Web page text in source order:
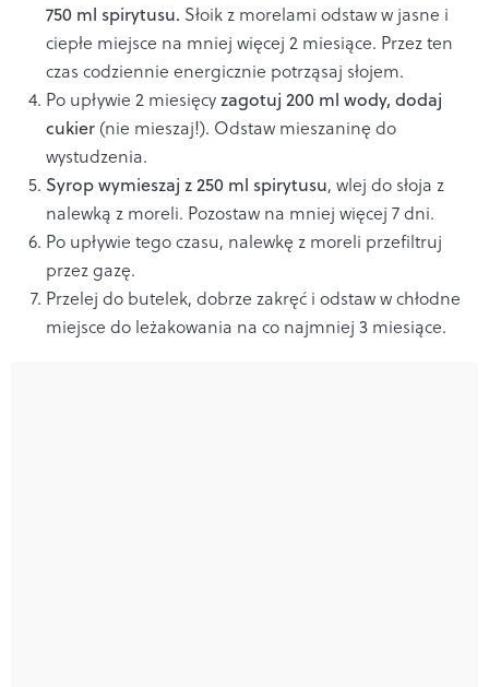
750 ml spirytusu. Słoik z morelami odstaw w jasne i
ciepłe miejsce na mniej więcej 2 miesiące. Przez ten
czas codziennie energicznie potrząsaj słojem.
Po upływie 2 miesięcyzagotuj 200 ml wody, dodaj
cukier (nie mieszaj!). Odstaw mieszaninę do
wystudzenia.
Syrop wymieszaj z 250 ml spirytusu, wlej do słoja z
nalewką z moreli. Pozostaw na mniej więcej 7 dni.
Po upływie tego czasu, nalewkę z moreli przefiltruj
przez gazę.
Przelej do butelek, dobrze zakręć i odstaw w chłodne
miejsce do leżakowania na co najmniej 3 miesiące.